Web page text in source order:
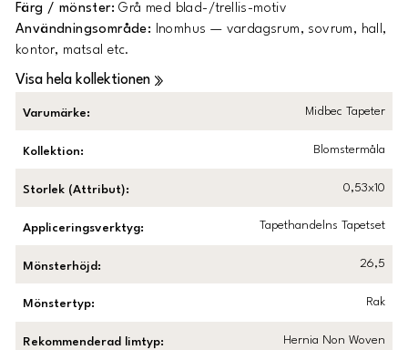
Färg / mönster: Grå med blad-/trellis-motiv
Användningsområde: Inomhus — vardagsrum, sovrum, hall,
kontor, matsal etc.
Visa hela kollektionen
Varumärke: Midbec Tapeter
Kollektion: Blomstermåla
Storlek (Attribut): 0,53x10
Appliceringsverktyg: Tapethandelns Tapetset
Mönsterhöjd : 26,5
Mönstertyp: Rak
Rekommenderad limtyp: Hernia Non Woven